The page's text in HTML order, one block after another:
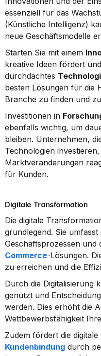
essenziell für das
(Künstliche Intelligenz)
neue Geschäftsmodelle
Starten Sie mit einem
kreative Ideen fördert
durchdachtes
besten Lösungen für die
Branche zu finden und
Investitionen in
ebenfalls wichtig, um
bleiben. Unternehmen,
Technologien
Marktveränderungen
für Kunden.
Digitale Transformation
Die digitale
grundlegend. Sie umfasst
Geschäftsprozessen und
Commerce-Lösungen.
zu erreichen und die
Durch die Digitalisierung
genutzt und
werden. Dies erhöht die
Wettbewerbsfähigkeit
Kundenbindung durch